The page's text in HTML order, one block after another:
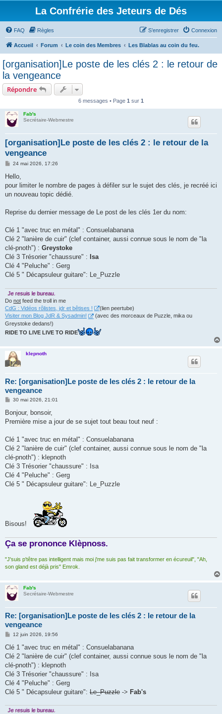
La Confrérie des Jeteurs de Dés
FAQ Règles Connexion
S’enregistrer
Accueil Forum Le coin des Membres Les Blablas au coin du feu.
[organisation]Le poste de les clés 2 : le retour de
la vengeance
Répondre
6 messages • Page 1 sur 1
Fab's
Secrétaire-Webmestre
[organisation]Le poste de les clés 2 : le retour de la
vengeance
M
s
a
g
24 mai 2026, 17:26
Hello,
pour limiter le nombre de pages à défiler sur le sujet des clés, je recréé ici
un nouveau topic dédié.
Reprise du dernier message de Le post de les clés 1er du nom:
Clé 1 "avec truc en métal" : Consuelabanana
Clé 2 "lanière de cuir" (clef container, aussi connue sous le nom de "la
clé-pnoth") : Greystoke
Clé 3 Trésorier "chaussure" : Isa
Clé 4 "Peluche" : Gerg
Clé 5 " Décapsuleur guitare": Le_Puzzle
Je resuis le bureau.
Do not feed the troll in me
CdG : Vidéos rôlistes, jdr et bêtises !
(lien peertube)
Visiter mon Blog JdR & Sysadmin!
(avec des morceaux de Puzzle, mika ou
Greystoke dedans!)
RIDE TO LIVE LIVE TO RIDE
klepnoth
Re: [organisation]Le poste de les clés 2 : le retour de la
vengeance
M
s
a
30 mai 2026, 21:01
Bonjour, bonsoir,
Première mise a jour de se sujet tout beau tout neuf :
Clé 1 "avec truc en métal" : Consuelabanana
Clé 2 "lanière de cuir" (clef container, aussi connue sous le nom de "la
clé-pnoth") : klepnoth
Clé 3 Trésorier "chaussure" : Isa
Clé 4 "Peluche" : Gerg
Clé 5 " Décapsuleur guitare": Le_Puzzle
Bisous!
Ça se prononce Klèpnoss.
"J'suis p'têtre pas intelligent mais moi j'me suis pas fait transformer en écureuil", "Ah,
son gland est déjà pris" Emrok.
Fab's
Secrétaire-Webmestre
Re: [organisation]Le poste de les clés 2 : le retour de la
vengeance
M
s
a
g
12 juin 2026, 19:56
Clé 1 "avec truc en métal" : Consuelabanana
Clé 2 "lanière de cuir" (clef container, aussi connue sous le nom de "la
clé-pnoth") : klepnoth
Clé 3 Trésorier "chaussure" : Isa
Clé 4 "Peluche" : Gerg
Clé 5 " Décapsuleur guitare": Le_Puzzle -> Fab's
Je resuis le bureau.